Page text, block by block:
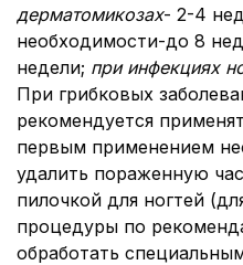
дерматомикозах- 2-4
необходимости-до 8
недели; при инфекциях
При грибковых
рекомендуется
первым применением
удалить пораженную
пилочкой для ногтей
процедуры по
обработать